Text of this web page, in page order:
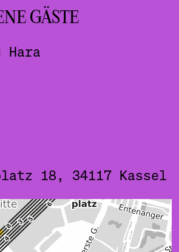
GÄSTE
Hara
18, 34117 Kassel